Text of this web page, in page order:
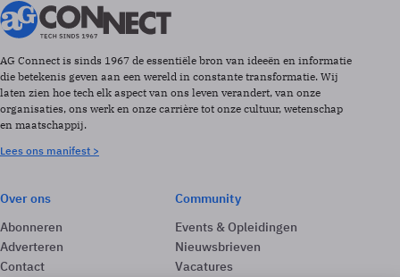
AG Connect is sinds 1967 de essentiële bron van ideeën en informatie
die betekenis geven aan een wereld in constante transformatie. Wij
laten zien hoe tech elk aspect van ons leven verandert, van onze
organisaties, ons werk en onze carrière tot onze cultuur, wetenschap
en maatschappij.
Lees ons manifest >
Over ons
Abonneren
Adverteren
Contact
Community
Events & Opleidingen
Nieuwsbrieven
Vacatures